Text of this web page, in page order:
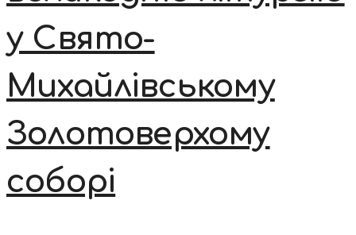
у Свято-
Михайлівському
Золотоверхому
соборі